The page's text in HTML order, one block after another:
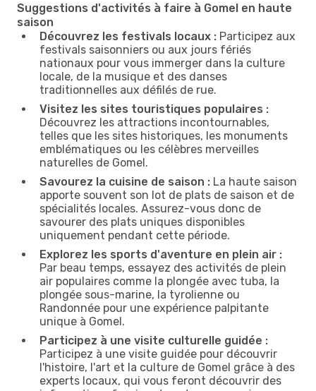
Suggestions d'activités à faire à Gomel en haute
saison
Découvrez les festivals locaux : Participez aux
festivals saisonniers ou aux jours fériés
nationaux pour vous immerger dans la culture
locale, de la musique et des danses
traditionnelles aux défilés de rue.
Visitez les sites touristiques populaires :
Découvrez les attractions incontournables,
telles que les sites historiques, les monuments
emblématiques ou les célèbres merveilles
naturelles de Gomel.
Savourez la cuisine de saison : La haute saison
apporte souvent son lot de plats de saison et de
spécialités locales. Assurez-vous donc de
savourer des plats uniques disponibles
uniquement pendant cette période.
Explorez les sports d'aventure en plein air :
Par beau temps, essayez des activités de plein
air populaires comme la plongée avec tuba, la
plongée sous-marine, la tyrolienne ou
Randonnée pour une expérience palpitante
unique à Gomel.
Participez à une visite culturelle guidée :
Participez à une visite guidée pour découvrir
l'histoire, l'art et la culture de Gomel grâce à des
experts locaux, qui vous feront découvrir des